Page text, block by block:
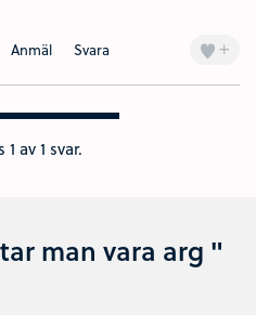
Anmäl Svara +
1 av 1 svar.
man vara arg "